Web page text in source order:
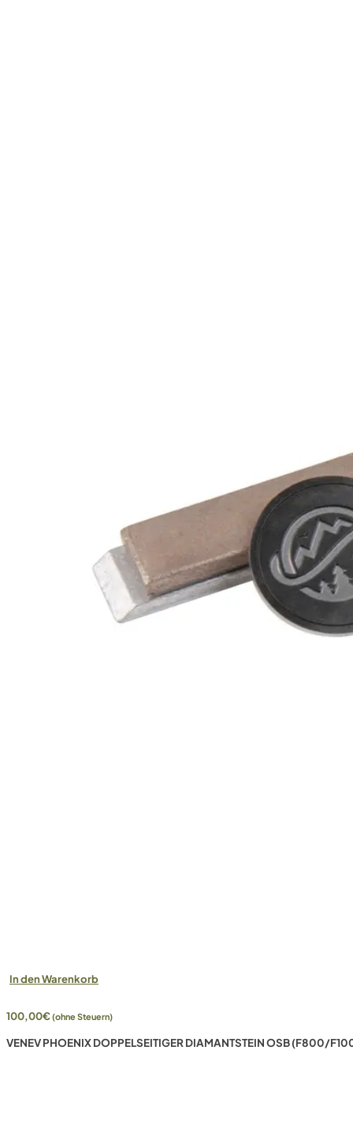
In den Warenkorb
100,00€(ohne Steuern)
VENEV PHOENIX DOPPELSEITIGER DIAMANTSTEIN OSB (F800/